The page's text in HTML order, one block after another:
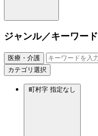
ジャンル／キーワード
医療・介護
カテゴリ選択
町村字 指定なし